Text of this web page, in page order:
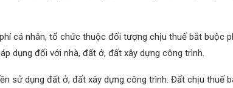
cá nhân, tổ chức thuộc đối tượng chịu thuế bắt buộc
dụng đối với nhà, đất ở, đất xây dựng công trình.
sử dụng đất ở, đất xây dựng công trình. Đất chịu thuế